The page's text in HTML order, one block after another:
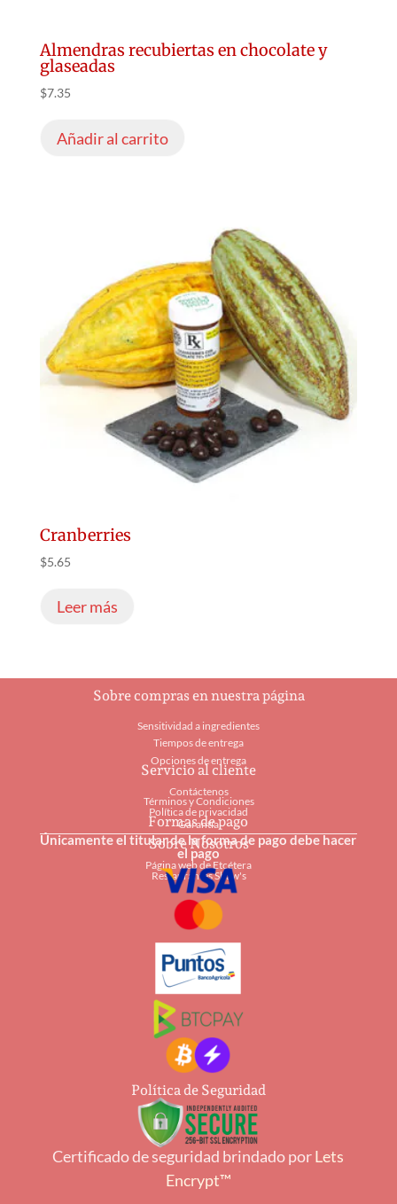
Almendras recubiertas en chocolate y
glaseadas
$7.35
Añadir al carrito
Cranberries
$5.65
Leer más
Sobre compras en nuestra página
Sensitividad a ingredientes
Tiempos de entrega
Opciones de entrega
Servicio al cliente
Contáctenos
Términos y Condiciones
Política de privacidad
Garantía
Sobre Nosotros
Página web de Etcétera
Restaurantes Shaw's
Formas de pago
Únicamente el titular de la forma de pago debe hacer
el pago
Política de Seguridad
Certificado de seguridad brindado porLets
Encrypt™